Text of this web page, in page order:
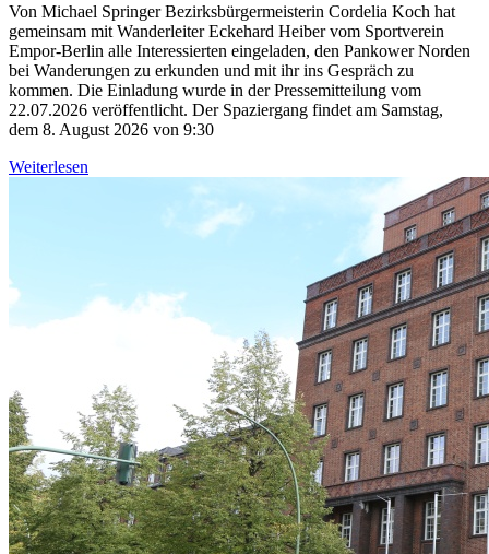
Von Michael Springer Bezirksbürgermeisterin Cordelia Koch hat
gemeinsam mit Wanderleiter Eckehard Heiber vom Sportverein
Empor-Berlin alle Interessierten eingeladen, den Pankower Norden
bei Wanderungen zu erkunden und mit ihr ins Gespräch zu
kommen. Die Einladung wurde in der Pressemitteilung vom
22.07.2026 veröffentlicht. Der Spaziergang findet am Samstag,
dem 8. August 2026 von 9:30
Weiterlesen